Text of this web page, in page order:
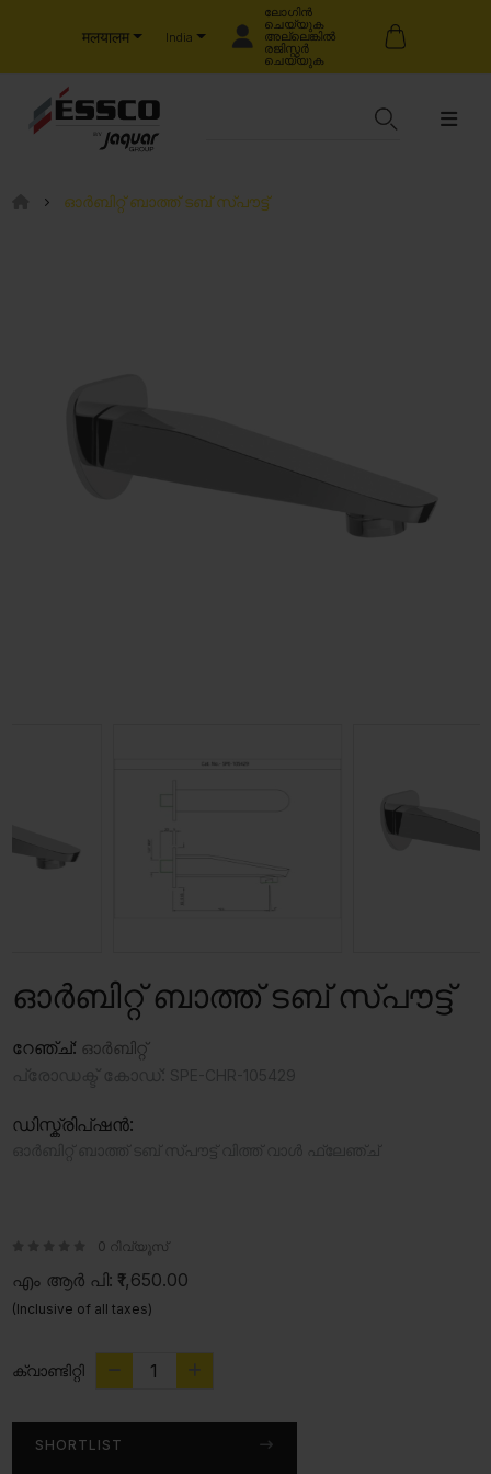
मलयालम India
ലോഗിൻ
ചെയ്യുക
അല്ലെങ്കിൽ
രജിസ്റ്റർ
ചെയ്യുക
ഓർബിറ്റ് ബാത്ത് ടബ് സ്പൗട്ട്
ഓർബിറ്റ് ബാത്ത് ടബ് സ്പൗട്ട്
റേഞ്ച്: ഓർബിറ്റ്
ഡിസ്ക്രിപ്ഷൻ:
0 റിവ്യൂസ്
എം ആർ പി: ₹1,650.00
(Inclusive of all taxes)
ക്വാണ്ടിറ്റി
SHORTLIST